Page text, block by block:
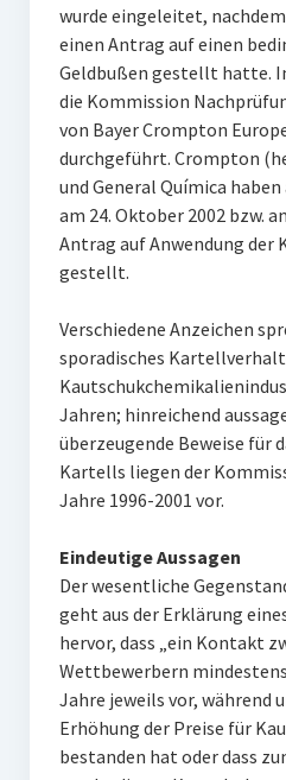
wurde eingeleitet,
einen Antrag auf einen
Geldbußen gestellt hatte.
die Kommission
von Bayer Crompton
durchgeführt. Crompton
und General Química
am 24. Oktober 2002 bzw.
Antrag auf Anwendung der
gestellt.
Verschiedene Anzeichen
sporadisches
Jahren; hinreichend
überzeugende Beweise für
Kartells liegen der
Jahre 1996-2001 vor.
Eindeutige Aussagen
Der wesentliche
geht aus der Erklärung
hervor, dass „ein Kontakt
Wettbewerbern
Jahre jeweils vor, während
Erhöhung der Preise für
bestanden hat oder dass